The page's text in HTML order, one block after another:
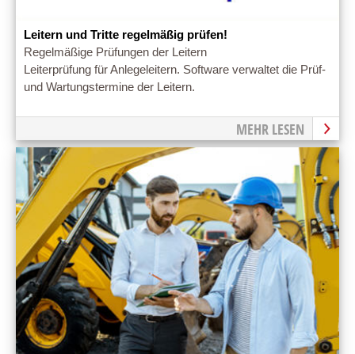
Leitern und Tritte regelmäßig prüfen!
Regelmäßige Prüfungen der Leitern
Leiterprüfung für Anlegeleitern. Software verwaltet die Prüf-
und Wartungstermine der Leitern.
MEHR LESEN